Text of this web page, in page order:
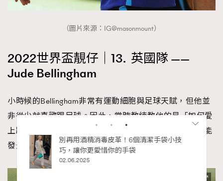
（圖片來源：IG@masonmount）
2022世界盃靚仔｜13. 英國隊 ——
Jude Bellingham
小時候的Bellingham非常有運動細胞與足球天賦，但他並
非從少就喜歡踢足球。因此，當時教練教他的是「如何愛
上踢足球」。不過，現在的他年僅19歲，未來在足壇定能
發光發熱！
顯
別再用酒精消毒皮革！6個清潔手袋小技
巧，讓你更愛惜你的手袋
02.06.2025